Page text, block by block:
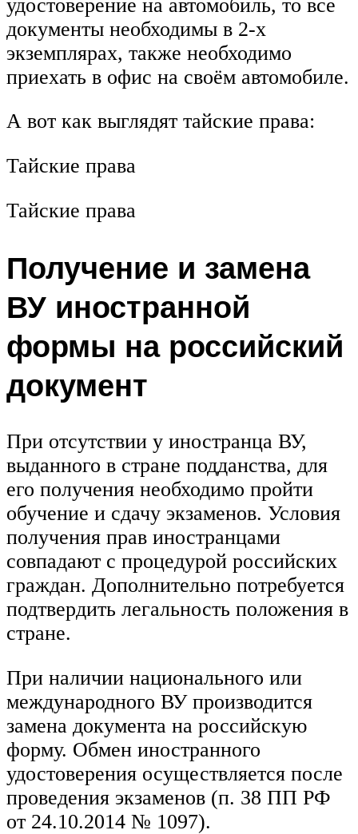
удостоверение на автомобиль, то все
документы необходимы в 2-х
экземплярах, также необходимо
приехать в офис на своём автомобиле.
А вот как выглядят тайские права:
Тайские права
Тайские права
Получение и замена
ВУ иностранной
формы на российский
документ
При отсутствии у иностранца ВУ,
выданного в стране подданства, для
его получения необходимо пройти
обучение и сдачу экзаменов. Условия
получения прав иностранцами
совпадают с процедурой российских
граждан. Дополнительно потребуется
подтвердить легальность положения в
стране.
При наличии национального или
международного ВУ производится
замена документа на российскую
форму. Обмен иностранного
удостоверения осуществляется после
проведения экзаменов (п. 38 ПП РФ
от 24.10.2014 № 1097).